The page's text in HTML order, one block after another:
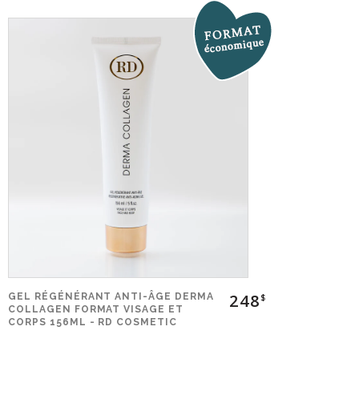
GEL RÉGÉNÉRANT ANTI-ÂGE DERMA
COLLAGEN FORMAT VISAGE ET
CORPS 156ML - RD COSMETIC
248$